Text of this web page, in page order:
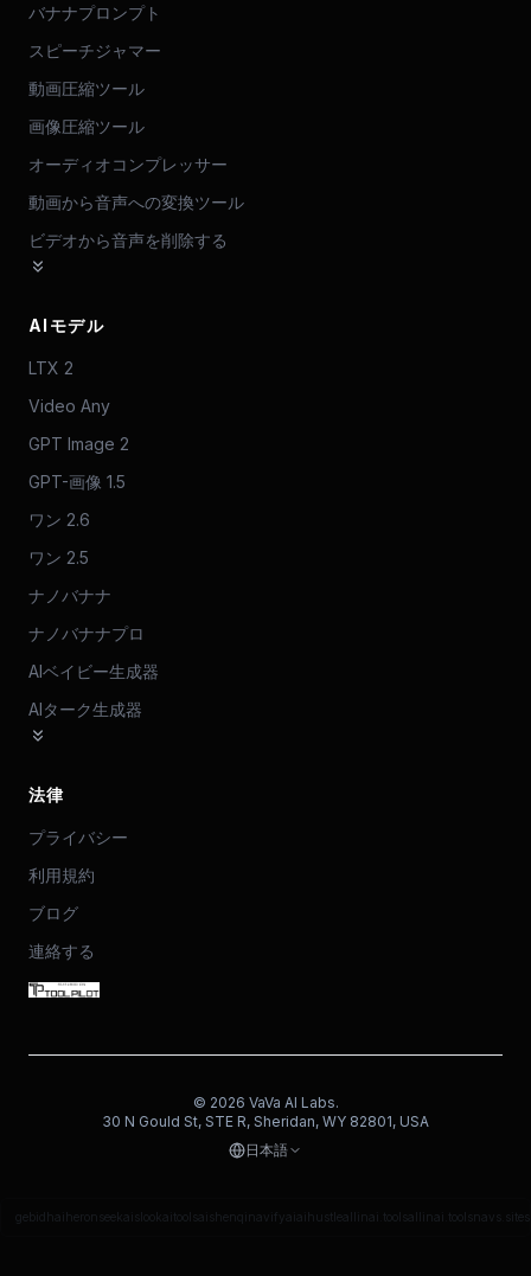
バナナプロンプト
スピーチジャマー
動画圧縮ツール
画像圧縮ツール
オーディオコンプレッサー
動画から音声への変換ツール
ビデオから音声を削除する
AIモデル
LTX 2
Video Any
GPT Image 2
GPT-画像 1.5
ワン 2.6
ワン 2.5
ナノバナナ
ナノバナナプロ
AIベイビー生成器
AIターク生成器
法律
プライバシー
利用規約
ブログ
連絡する
© 2026 VaVa AI Labs.
30 N Gould St, STE R, Sheridan, WY 82801, USA
日本語
gebidh aiheron seekais lookaitools aishenqinavifyaiaihustleallinai.tools allinai.tools navs.site